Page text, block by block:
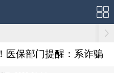
医保部门提醒：系诈骗